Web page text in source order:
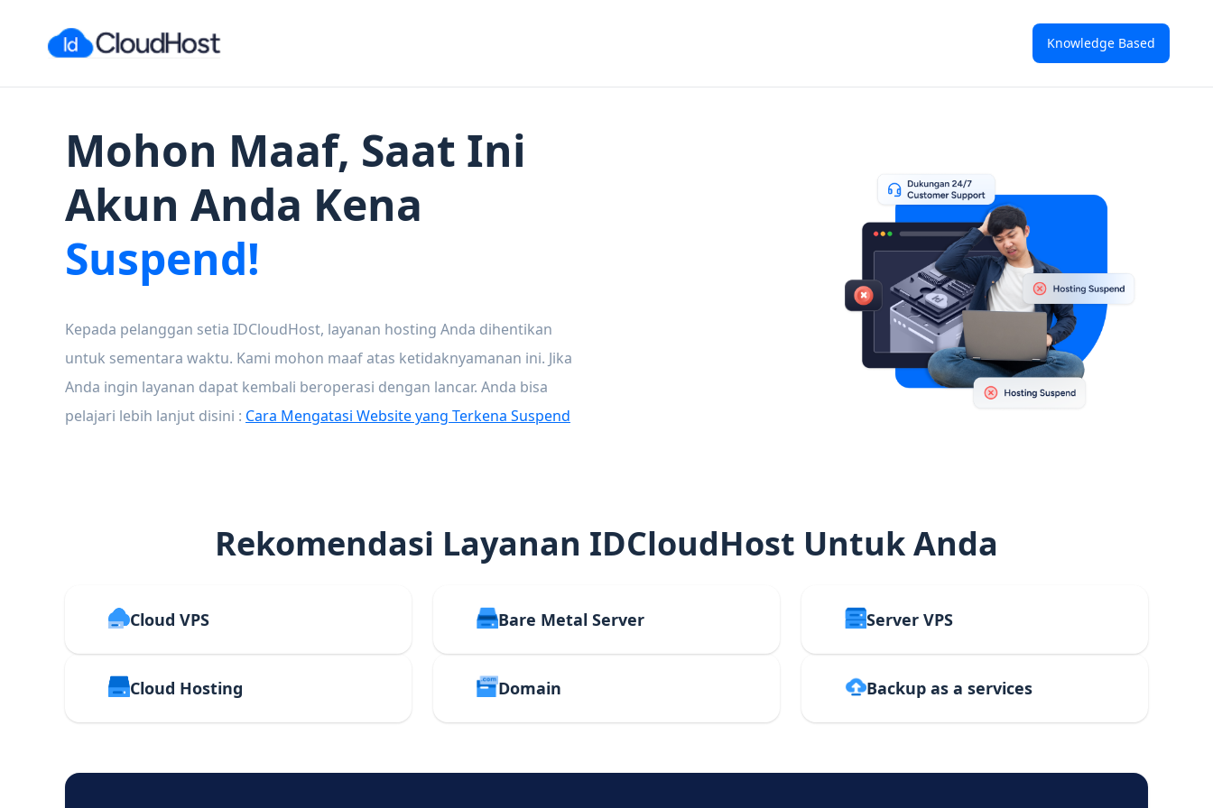
Knowledge Based
Mohon Maaf, Saat Ini
Akun Anda Kena
Suspend!
Kepada pelanggan setia IDCloudHost, layanan hosting Anda dihentikan
untuk sementara waktu. Kami mohon maaf atas ketidaknyamanan ini. Jika
Anda ingin layanan dapat kembali beroperasi dengan lancar. Anda bisa
pelajari lebih lanjut disini : Cara Mengatasi Website yang Terkena Suspend
Rekomendasi Layanan IDCloudHost Untuk Anda
Cloud VPS Bare Metal Server Server VPS
Cloud Hosting Domain Backup as a services